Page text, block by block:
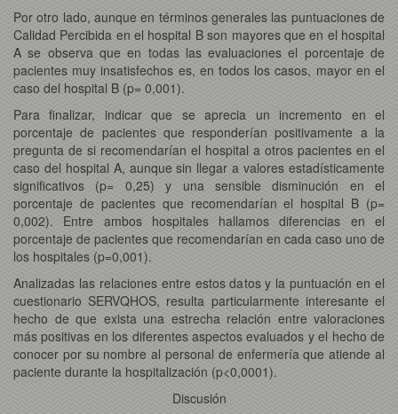
Por otro lado, aunque en términos generales las puntuaciones de
Calidad Percibida en el hospital B son mayores que en el hospital
A se observa que en todas las evaluaciones el porcentaje de
pacientes muy insatisfechos es, en todos los casos, mayor en el
caso del hospital B (p= 0,001).
Para finalizar, indicar que se aprecia un incremento en el
porcentaje de pacientes que responderían positivamente a la
pregunta de si recomendarían el hospital a otros pacientes en el
caso del hospital A, aunque sin llegar a valores estadísticamente
significativos (p= 0,25) y una sensible disminución en el
porcentaje de pacientes que recomendarían el hospital B (p=
0,002). Entre ambos hospitales hallamos diferencias en el
porcentaje de pacientes que recomendarían en cada caso uno de
los hospitales (p=0,001).
Analizadas las relaciones entre estos datos y la puntuación en el
cuestionario SERVQHOS, resulta particularmente interesante el
hecho de que exista una estrecha relación entre valoraciones
más positivas en los diferentes aspectos evaluados y el hecho de
conocer por su nombre al personal de enfermería que atiende al
paciente durante la hospitalización (p<0,0001).
Discusión